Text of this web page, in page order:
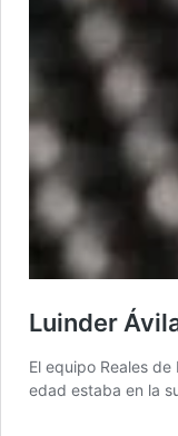
Luinder
El equipo Reales
edad estaba en la